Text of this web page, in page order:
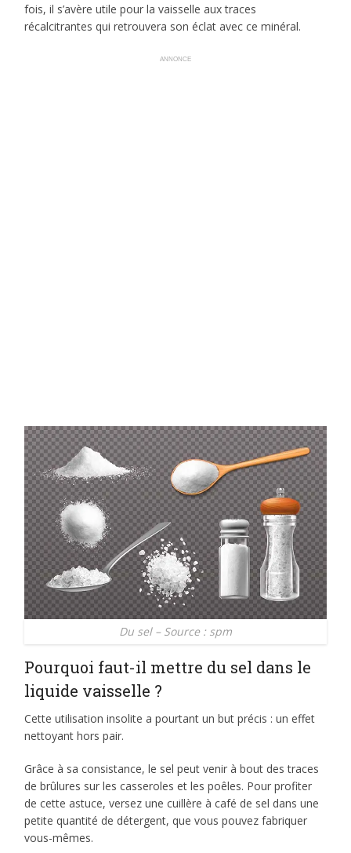
fois, il s’avère utile pour la vaisselle aux traces
récalcitrantes qui retrouvera son éclat avec ce minéral.
ANNONCE
Du sel – Source : spm
Pourquoi faut-il mettre du sel dans le
liquide vaisselle ?
Cette utilisation insolite a pourtant un but précis : un effet
nettoyant hors pair.
Grâce à sa consistance, le sel peut venir à bout des traces
de brûlures sur les casseroles et les poêles. Pour profiter
de cette astuce, versez une cuillère à café de sel dans une
petite quantité de détergent, que vous pouvez fabriquer
vous-mêmes.